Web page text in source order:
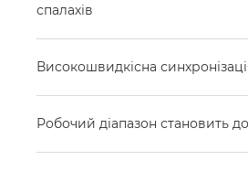
спалахів
Високошвидкісна
Робочий діапазон становить